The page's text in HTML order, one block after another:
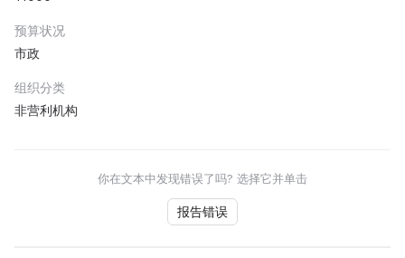
预算状况
市政
组织分类
非营利机构
你在文本中发现错误了吗? 选择它并单击
报告错误